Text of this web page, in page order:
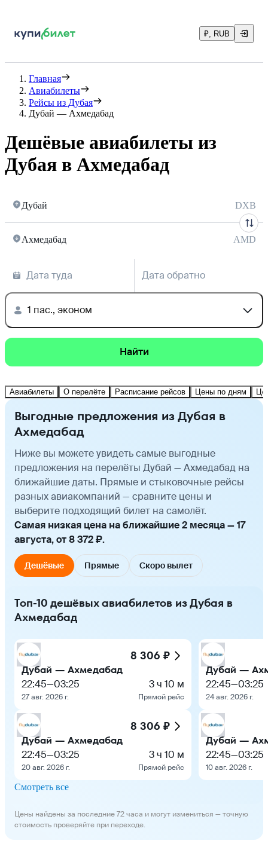
₽, RUB
Главная
Авиабилеты
Рейсы из Дубая
Дубай — Ахмедабад
Дешёвые авиабилеты из
Дубая в Ахмедабад
Дубай DXB
Ахмедабад AMD
Дата туда Дата обратно
1 пас., эконом
Найти
Авиабилеты О перелёте Расписание рейсов Цены по дням
Выгодные предложения из Дубая в
Ахмедабад
Ниже вы можете увидеть самые выгодные
предложения на перелёты Дубай — Ахмедабад на
ближайшие даты. Прямые и стыковочные рейсы
разных авиакомпаний — сравните цены и
выберите подходящий билет на самолёт.
Самая низкая цена на ближайшие 2 месяца — 17
августа, от 8 372 ₽.
Дешёвые Прямые Скоро вылет
Топ-10 дешёвых авиабилетов из Дубая в
Ахмедабад
8 306 ₽
Дубай — Ахмедабад
22:45—03:25
27 авг. 2026 г.
3 ч 10 м
Прямой рейс
8 306 ₽
Дубай — Ахмедабад
22:45—03:25
20 авг. 2026 г.
3 ч 10 м
Прямой рейс
Дубай —
22:45—03:25
24 авг. 2026 г.
Дубай —
22:45—03:25
10 авг. 2026 г.
Смотреть все
Цены найдены за последние 72 часа и могут измениться — точную
стоимость проверяйте при переходе.